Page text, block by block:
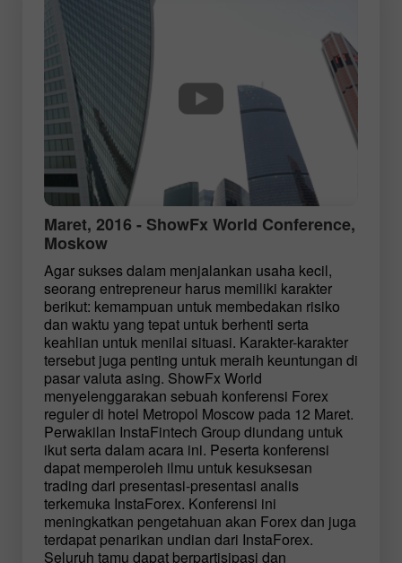
Maret, 2016 - ShowFx World Conference,
Moskow
Agar sukses dalam menjalankan usaha kecil,
seorang entrepreneur harus memiliki karakter
berikut: kemampuan untuk membedakan risiko
dan waktu yang tepat untuk berhenti serta
keahlian untuk menilai situasi. Karakter-karakter
tersebut juga penting untuk meraih keuntungan di
pasar valuta asing. ShowFx World
menyelenggarakan sebuah konferensi Forex
reguler di hotel Metropol Moscow pada 12 Maret.
Perwakilan InstaFintech Group diundang untuk
ikut serta dalam acara ini. Peserta konferensi
dapat memperoleh ilmu untuk kesuksesan
trading dari presentasi-presentasi analis
terkemuka InstaForex. Konferensi ini
meningkatkan pengetahuan akan Forex dan juga
terdapat penarikan undian dari InstaForex.
Seluruh tamu dapat berpartisipasi dan